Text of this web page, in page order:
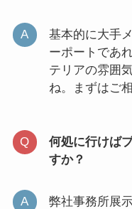
基本的に大手
ーポートであ
テリアの雰囲
ね。まずはご
何処に行けば
すか？
弊社事務所展